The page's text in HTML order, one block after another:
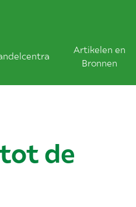
Artikelen en
Bronnen
de